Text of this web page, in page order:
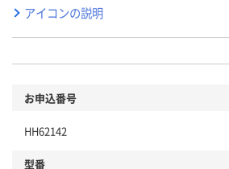
アイコンの説明
お申込番号
HH62142
型番